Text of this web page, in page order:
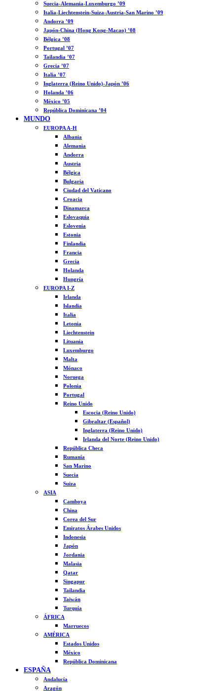
Suecia-Alemania-Luxemburgo ’09
Italia-Liechtenstein-Suiza-Austria-San Marino ’09
Andorra ’09
Japón-China (Hong Kong-Macao) ’08
Bélgica ’08
Portugal ’07
Tailandia ’07
Grecia ’07
Italia ’07
Inglaterra (Reino Unido)-Japón ’06
Holanda ’06
México ’05
República Dominicana ’04
MUNDO
EUROPA A-H
Albania
Alemania
Andorra
Austria
Bélgica
Bulgaria
Ciudad del Vaticano
Croacia
Dinamarca
Eslovaquia
Eslovenia
Estonia
Finlandia
Francia
Grecia
Holanda
Hungría
EUROPA I-Z
Irlanda
Islandia
Italia
Letonia
Liechtenstein
Lituania
Luxemburgo
Malta
Mónaco
Noruega
Polonia
Portugal
Reino Unido
Escocia (Reino Unido)
Gibraltar (Español)
Inglaterra (Reino Unido)
Irlanda del Norte (Reino Unido)
República Checa
Rumanía
San Marino
Suecia
Suiza
ASIA
Camboya
China
Corea del Sur
Emiratos Árabes Unidos
Indonesia
Japón
Jordania
Malasia
Qatar
Singapur
Tailandia
Taiwán
Turquía
ÁFRICA
Marruecos
AMÉRICA
Estados Unidos
México
República Dominicana
ESPAÑA
Andalucía
Aragón